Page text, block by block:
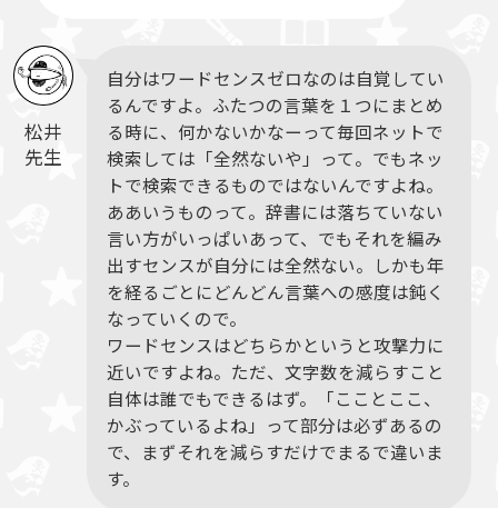
松井
先生
自分はワードセンスゼロなのは自覚してい
るんですよ。ふたつの言葉を１つにまとめ
る時に、何かないかなーって毎回ネットで
検索しては「全然ないや」って。でもネッ
トで検索できるものではないんですよね。
ああいうものって。辞書には落ちていない
言い方がいっぱいあって、でもそれを編み
出すセンスが自分には全然ない。しかも年
を経るごとにどんどん言葉への感度は鈍く
なっていくので。
ワードセンスはどちらかというと攻撃力に
近いですよね。ただ、文字数を減らすこと
自体は誰でもできるはず。「こことここ、
かぶっているよね」って部分は必ずあるの
で、まずそれを減らすだけでまるで違いま
す。